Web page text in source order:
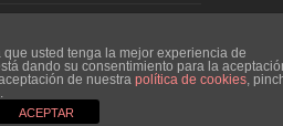
|
usted tenga la mejor experiencia de
dando su consentimiento para la
de nuestra política de cookies,
ACEPTAR